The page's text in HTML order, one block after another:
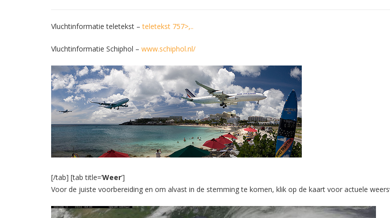
Vluchtinformatie teletekst –teletekst 757>,..
Vluchtinformatie Schiphol – www.schiphol.nl/
[/tab] [tab title=’Weer‘]
Voor de juiste voorbereiding en om alvast in de stemming te komen, klik op de kaart voor actuele